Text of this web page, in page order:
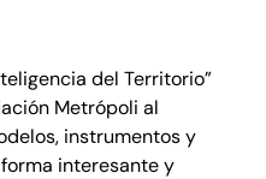
del Territorio”
Metrópoli al
instrumentos y
interesante y